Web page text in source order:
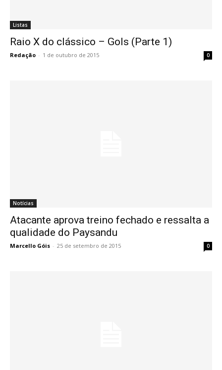
Listas
Raio X do clássico – Gols (Parte 1)
Redação - 1 de outubro de 2015 0
Notícias
Atacante aprova treino fechado e ressalta a
qualidade do Paysandu
Marcello Góis - 25 de setembro de 2015 0